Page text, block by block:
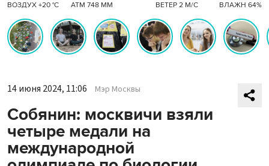
ВОЗДУХ +20 °C АТМ 748 ММ ВЕТЕР 2 М/С ВЛАЖН 64%
14 июня 2024, 11:06 Мэр Москвы
Собянин: москвичи взяли
четыре медали на
международной